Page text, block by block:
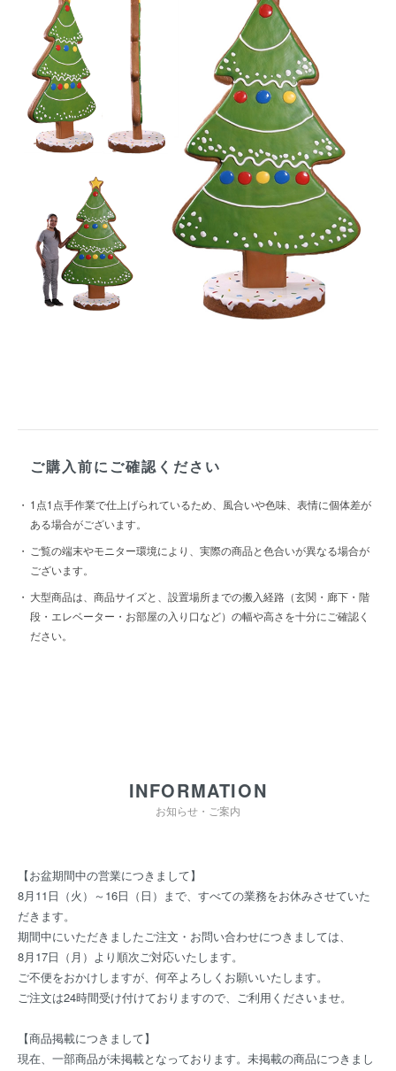
ご購入前にご確認ください
1点1点手作業で仕上げられているため、風合いや色味、表情に個体差が
ある場合がございます。
ご覧の端末やモニター環境により、実際の商品と色合いが異なる場合が
ございます。
大型商品は、商品サイズと、設置場所までの搬入経路（玄関・廊下・階
段・エレベーター・お部屋の入り口など）の幅や高さを十分にご確認く
ださい。
INFORMATION
お知らせ・ご案内
【お盆期間中の営業につきまして】
8月11日（火）～16日（日）まで、すべての業務をお休みさせていた
だきます。
期間中にいただきましたご注文・お問い合わせにつきましては、
8月17日（月）より順次ご対応いたします。
ご不便をおかけしますが、何卒よろしくお願いいたします。
ご注文は24時間受け付けておりますので、ご利用くださいませ。
【商品掲載につきまして】
現在、一部商品が未掲載となっております。未掲載の商品につきまし